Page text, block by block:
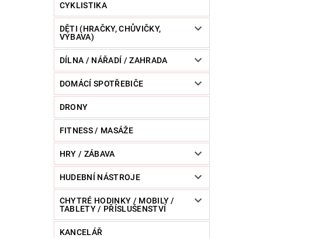
ZVÍŘATA / CHOVATELSKÉ POTŘEBY
CYKLISTIKA
DĚTI (HRAČKY, CHŮVIČKY,
VÝBAVA)
DÍLNA / NÁŘADÍ / ZAHRADA
DOMÁCÍ SPOTŘEBIČE
DRONY
FITNESS / MASÁŽE
HRY / ZÁBAVA
HUDEBNÍ NÁSTROJE
CHYTRÉ HODINKY / MOBILY /
TABLETY / PŘÍSLUŠENSTVÍ
KANCELÁŘ